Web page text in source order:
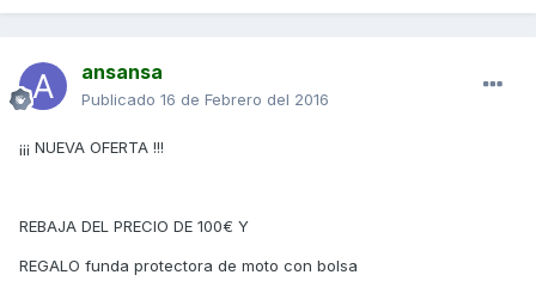
ansansa
Publicado 16 de Febrero del 2016
¡¡¡ NUEVA OFERTA !!!
REBAJA DEL PRECIO DE 100€ Y
REGALO funda protectora de moto con bolsa